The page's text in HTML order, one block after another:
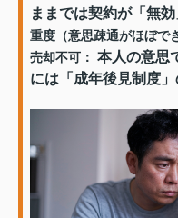
ままでは契約が「無
重度（意思疎通がほぼで
売却不可： 本人の意思
には「成年後見制度」